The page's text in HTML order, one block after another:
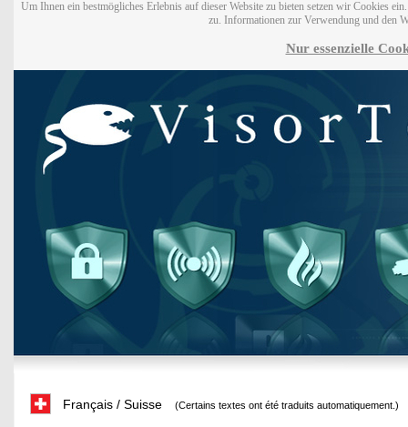
Um Ihnen ein bestmögliches Erlebnis auf dieser Website zu bieten setzen wir Cookies
zu. Informationen zur Verwendung und den
Nur essenzielle
Français / Suisse (Certains textes ont été traduits automatiquement.)